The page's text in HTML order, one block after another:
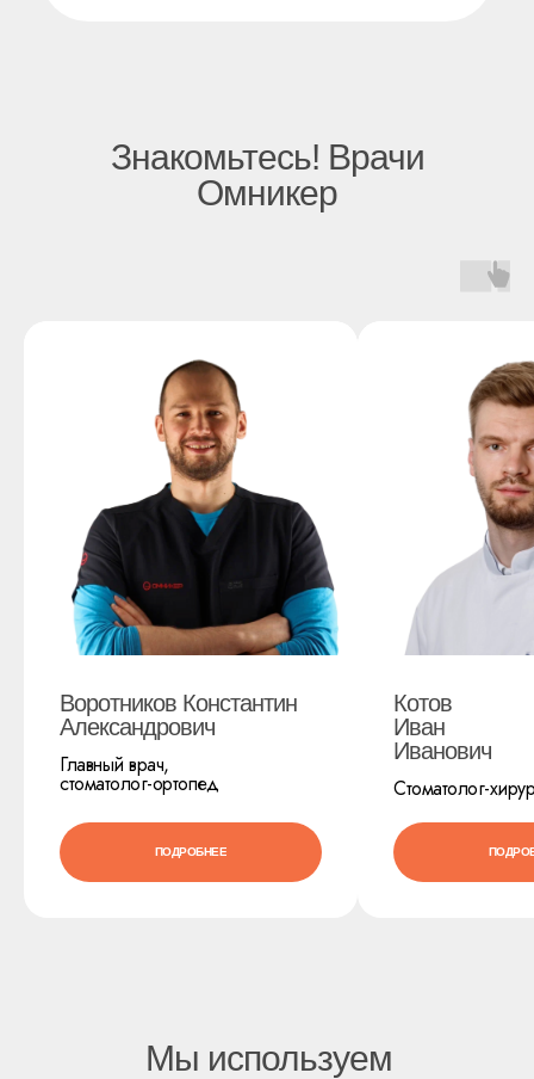
Знакомьтесь! Врачи
Омникер
Воротников Константин
Александрович
Главный врач,
стоматолог-ортопед
ПОДРОБНЕЕ
Котов
Иван
Иванович
Стоматолог-
Мы используем